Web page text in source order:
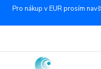
Pro nákup v EUR prosím